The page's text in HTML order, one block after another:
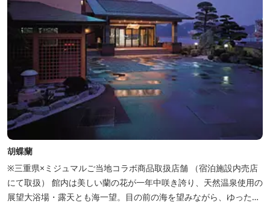
胡蝶蘭
※三重県×ミジュマルご当地コラボ商品取扱店舗 （宿泊施設内売店
にて取扱） 館内は美しい蘭の花が一年中咲き誇り、天然温泉使用の
展望大浴場・露天とも海一望。目の前の海を望みながら、ゆったり